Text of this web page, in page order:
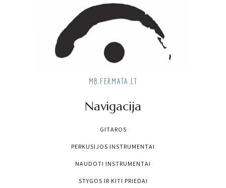
MB.FERMATA.LT
Navigacija
GITAROS
PERKUSIJOS INSTRUMENTAI
NAUDOTI INSTRUMENTAI
STYGOS IR KITI PRIEDAI